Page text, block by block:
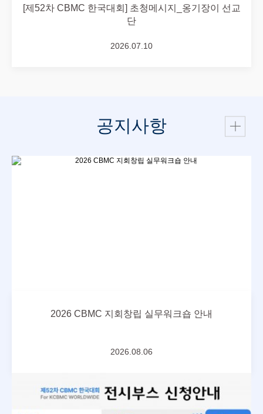
[제52차 CBMC 한국대회] 초청메시지_옹기장이 선교
단
2026.07.10
공지사항
2026 CBMC 지회창립 실무워크숍 안내
2026.08.06